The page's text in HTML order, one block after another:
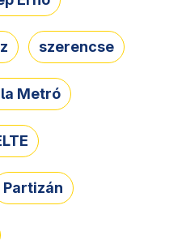
szerencse
Metró
Partizán